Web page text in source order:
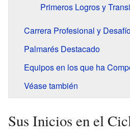
Primeros Logros y
Carrera Profesional y
Palmarés Destacado
Equipos en los que ha
Véase también
Sus Inicios en el